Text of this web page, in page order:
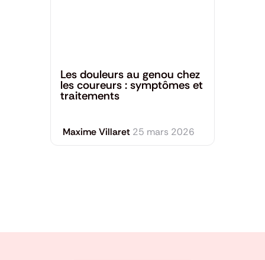
Les douleurs au genou chez
les coureurs : symptômes et
traitements
Maxime Villaret 25 mars 2026